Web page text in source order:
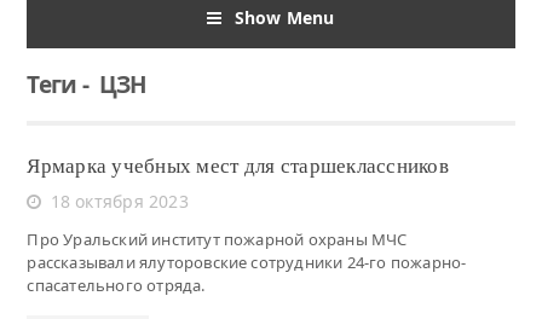
Show Menu
Теги-ЦЗН
Ярмарка учебных мест для старшеклассников
18 октября 2023
Про Уральский институт пожарной охраны МЧС
рассказывали ялуторовские сотрудники 24-го пожарно-
спасательного отряда.